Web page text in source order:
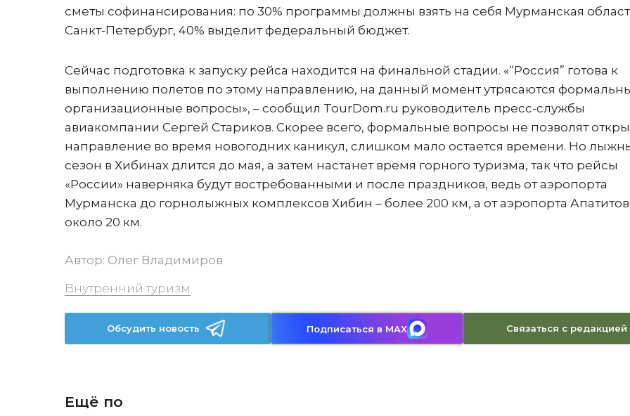
сметы софинансирования: по 30% программы должны взять на себя Мурманская
Санкт-Петербург, 40% выделит федеральный бюджет.
Сейчас подготовка к запуску рейса находится на финальной стадии. «“Россия” готова к
выполнению полетов по этому направлению, на данный момент утрясаются
организационные вопросы», – сообщил TourDom.ru руководитель пресс-службы
авиакомпании Сергей Стариков. Скорее всего, формальные вопросы не позволят
направление во время новогодних каникул, слишком мало остается времени. Но
сезон в Хибинах длится до мая, а затем настанет время горного туризма, так что рейсы
«России» наверняка будут востребованными и после праздников, ведь от аэропорта
Мурманска до горнолыжных комплексов Хибин – более 200 км, а от аэропорта Апатитов
около 20 км.
Автор: Олег Владимиров
Внутренний туризм
Обсудить новость Подписаться в MAX Связаться с редакцией
Ещё по